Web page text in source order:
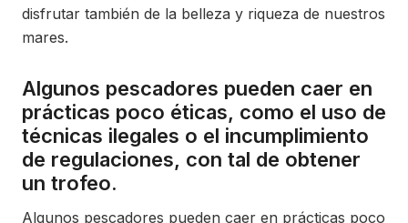
disfrutar también de la belleza y riqueza de nuestros
mares.
Algunos pescadores pueden caer en
prácticas poco éticas, como el uso de
técnicas ilegales o el incumplimiento
de regulaciones, con tal de obtener
un trofeo.
Algunos pescadores pueden caer en prácticas poco